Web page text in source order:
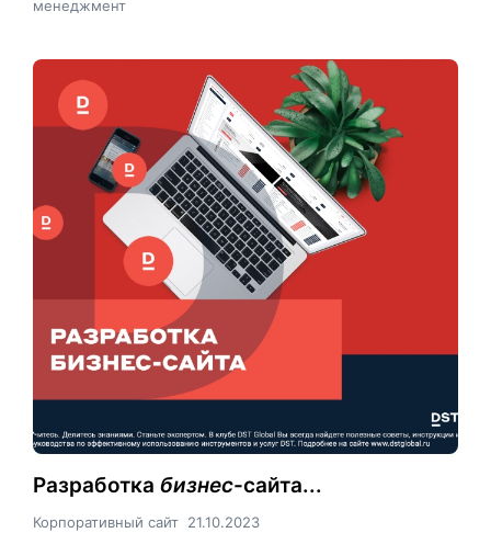
менеджмент
Разработка бизнес-сайта...
Корпоративный сайт 21.10.2023